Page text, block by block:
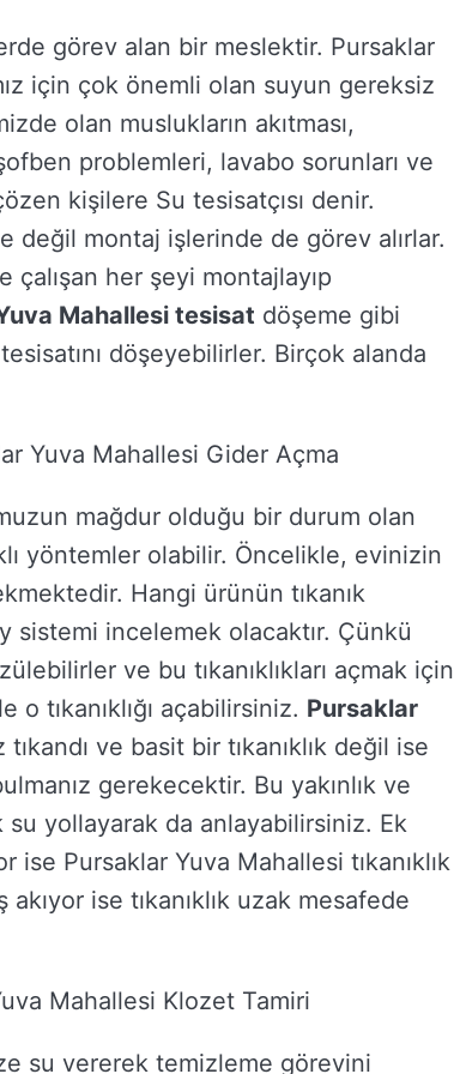
görev alan bir meslektir. Pursaklar
için çok önemli olan suyun gereksiz
olan muslukların akıtması,
problemleri, lavabo sorunları ve
kişilere Su tesisatçısı denir.
değil montaj işlerinde de görev alırlar.
çalışan her şeyi montajlayıp
Mahallesi tesisat döşeme gibi
döşeyebilirler. Birçok alanda
Yuva Mahallesi Gider Açma
mağdur olduğu bir durum olan
yöntemler olabilir. Öncelikle, evinizin
Hangi ürünün tıkanık
sistemi incelemek olacaktır. Çünkü
ve bu tıkanıklıkları açmak için
tıkanıklığı açabilirsiniz. Pursaklar
ve basit bir tıkanıklık değil ise
gerekecektir. Bu yakınlık ve
yollayarak da anlayabilirsiniz. Ek
Pursaklar Yuva Mahallesi tıkanıklık
ise tıkanıklık uzak mesafede
Mahallesi Klozet Tamiri
su vererek temizleme görevini